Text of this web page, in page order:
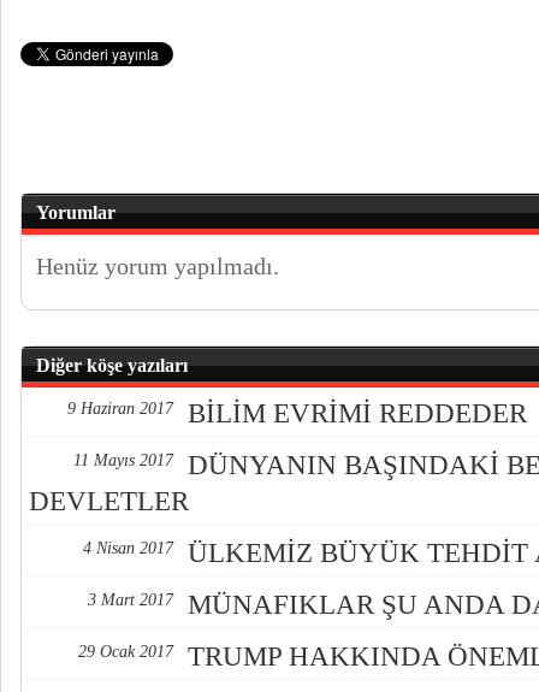
Yorumlar
Henüz yorum yapılmadı.
Diğer köşe yazıları
9 Haziran 2017 BİLİM EVRİMİ REDDEDER
11 Mayıs 2017
DÜNYANIN BAŞINDAKİ
DEVLETLER
4 Nisan 2017 ÜLKEMİZ BÜYÜK
3 Mart 2017 MÜNAFIKLAR ŞU ANDA
29 Ocak 2017 TRUMP HAKKINDA